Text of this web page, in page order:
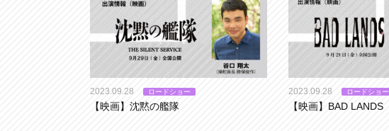
2023.09.28 ロードショー
【映画】沈黙の艦隊
2023.09.28 ロードショー
【映画】BAD LANDS